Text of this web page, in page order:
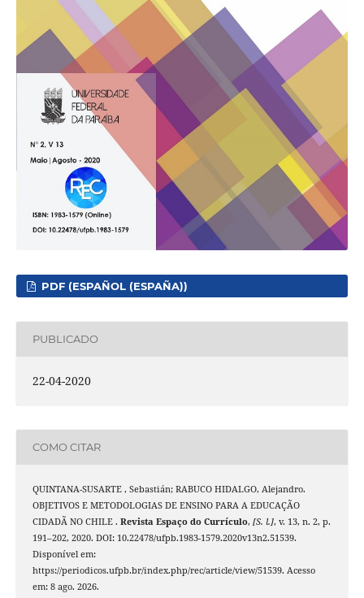
PDF (ESPAÑOL (ESPAÑA))
PUBLICADO
22-04-2020
COMO CITAR
QUINTANA-SUSARTE , Sebastián; RABUCO HIDALGO, Alejandro.
OBJETIVOS E METODOLOGIAS DE ENSINO PARA A EDUCAÇÃO
CIDADÃ NO CHILE . Revista Espaço do Currículo, [S. l.], v. 13, n. 2, p.
191–202, 2020. DOI: 10.22478/ufpb.1983-1579.2020v13n2.51539.
Disponível em:
https://periodicos.ufpb.br/index.php/rec/article/view/51539. Acesso
em: 8 ago. 2026.